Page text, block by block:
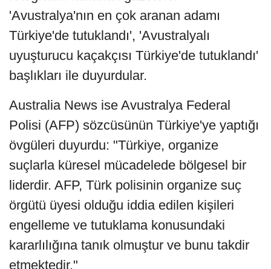
'Avustralya'nın en çok aranan adamı
Türkiye'de tutuklandı', 'Avustralyalı
uyuşturucu kaçakçısı Türkiye'de tutuklandı'
başlıkları ile duyurdular.
Australia News ise Avustralya Federal
Polisi (AFP) sözcüsünün Türkiye'ye yaptığı
övgüleri duyurdu: "Türkiye, organize
suçlarla küresel mücadelede bölgesel bir
liderdir. AFP, Türk polisinin organize suç
örgütü üyesi olduğu iddia edilen kişileri
engelleme ve tutuklama konusundaki
kararlılığına tanık olmuştur ve bunu takdir
etmektedir."